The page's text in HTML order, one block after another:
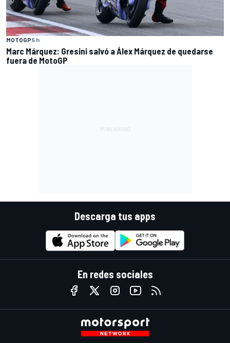
MOTOGP5 h
Marc Márquez: Gresini salvó a Álex Márquez de quedarse
fuera de MotoGP
Descarga tus apps
En redes sociales